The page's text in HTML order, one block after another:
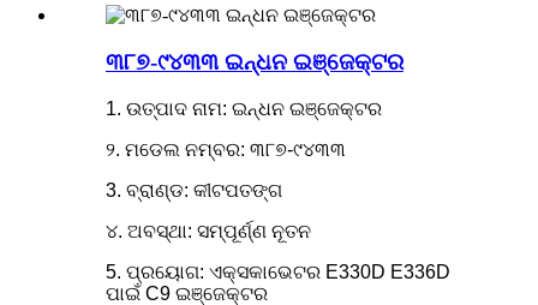
୩୮୭-୯୪୩୩ ଇନ୍ଧନ ଇଞ୍ଜେକ୍ଟର
1. ଉତ୍ପାଦ ନାମ: ଇନ୍ଧନ ଇଞ୍ଜେକ୍ଟର
୨. ମଡେଲ ନମ୍ବର: ୩୮୭-୯୪୩୩
3. ବ୍ରାଣ୍ଡ: କୀଟପତଙ୍ଗ
୪. ଅବସ୍ଥା: ସମ୍ପୂର୍ଣ୍ଣ ନୂତନ
5. ପ୍ରୟୋଗ: ଏକ୍ସକାଭେଟର E330D E336D
ପାଇଁ C9 ଇଞ୍ଜେକ୍ଟର